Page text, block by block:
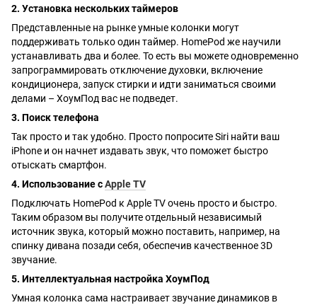
2. Установка нескольких таймеров
Представленные на рынке умные колонки могут
поддерживать только один таймер. HomePod же научили
устанавливать два и более. То есть вы можете одновременно
запрограммировать отключение духовки, включение
кондиционера, запуск стирки и идти заниматься своими
делами – ХоумПод вас не подведет.
3. Поиск телефона
Так просто и так удобно. Просто попросите Siri найти ваш
iPhone и он начнет издавать звук, что поможет быстро
отыскать смартфон.
4. Использование сApple TV
Подключать HomePod к Apple TV очень просто и быстро.
Таким образом вы получите отдельный независимый
источник звука, который можно поставить, например, на
спинку дивана позади себя, обеспечив качественное 3D
звучание.
5. Интеллектуальная настройка ХоумПод
Умная колонка сама настраивает звучание динамиков в